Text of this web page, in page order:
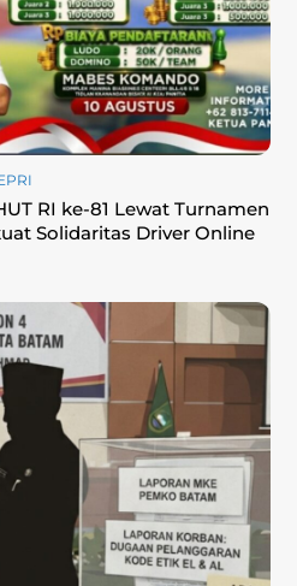
RI ke-81 Lewat Turnamen
Solidaritas Driver Online